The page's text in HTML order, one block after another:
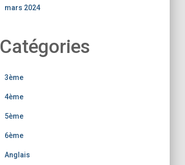
mars 2024
Catégories
3ème
4ème
5ème
6ème
Anglais